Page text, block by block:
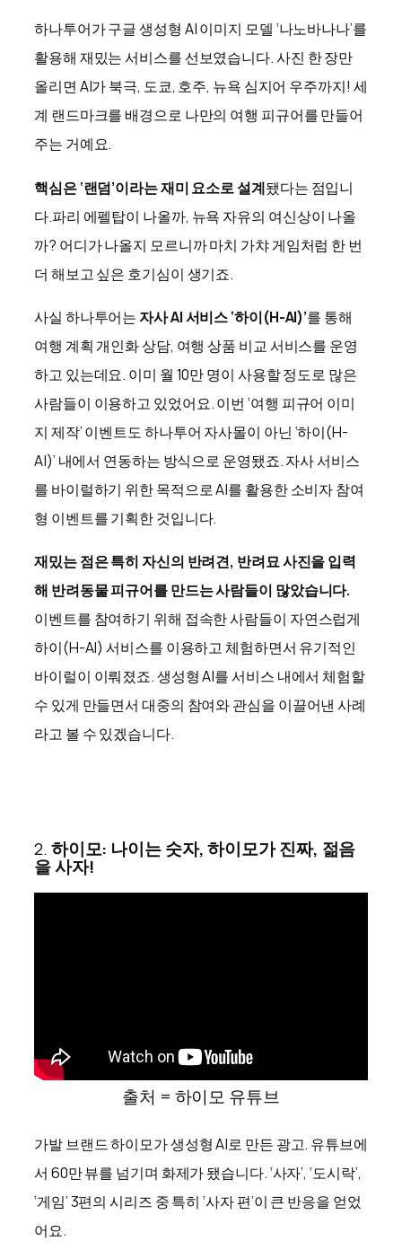
하나투어가 구글 생성형 AI 이미지 모델 ‘나노바나나’를
활용해 재밌는 서비스를 선보였습니다. 사진 한 장만
올리면 AI가 북극, 도쿄, 호주, 뉴욕 심지어 우주까지! 세
계 랜드마크를 배경으로 나만의 여행 피규어를 만들어
주는 거예요.
핵심은 ‘랜덤’이라는 재미 요소로 설계됐다는 점입니
다.파리 에펠탑이 나올까, 뉴욕 자유의 여신상이 나올
까? 어디가 나올지 모르니까 마치 가챠 게임처럼 한 번
더 해보고 싶은 호기심이 생기죠.
사실 하나투어는자사 AI 서비스 ‘하이(H-AI)’를 통해
여행 계획 개인화 상담, 여행 상품 비교 서비스를 운영
하고 있는데요. 이미 월 10만 명이 사용할 정도로 많은
사람들이 이용하고 있었어요. 이번 ‘여행 피규어 이미
지 제작’ 이벤트도 하나투어 자사몰이 아닌 ‘하이(H-
AI)’ 내에서 연동하는 방식으로 운영됐죠. 자사 서비스
를 바이럴하기 위한 목적으로 AI를 활용한 소비자 참여
형 이벤트를 기획한 것입니다.
재밌는 점은 특히 자신의 반려견, 반려묘 사진을 입력
해 반려동물 피규어를 만드는 사람들이 많았습니다.
이벤트를 참여하기 위해 접속한 사람들이 자연스럽게
하이(H-AI) 서비스를 이용하고 체험하면서 유기적인
바이럴이 이뤄졌죠. 생성형 AI를 서비스 내에서 체험할
수 있게 만들면서 대중의 참여와 관심을 이끌어낸 사례
라고 볼 수 있겠습니다.
2.하이모: 나이는 숫자, 하이모가 진짜, 젊음
을 사자!
출처 = 하이모 유튜브
가발 브랜드 하이모가 생성형 AI로 만든 광고. 유튜브에
서 60만 뷰를 넘기며 화제가 됐습니다. ‘사자’, ‘도시락’,
‘게임’ 3편의 시리즈 중 특히 ‘사자 편’이 큰 반응을 얻었
어요.